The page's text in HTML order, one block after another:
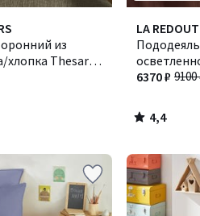
из
хлопка Thesari /
LA
Аннаба9100
6370 ₽
4,4
/ 5
4,4
/